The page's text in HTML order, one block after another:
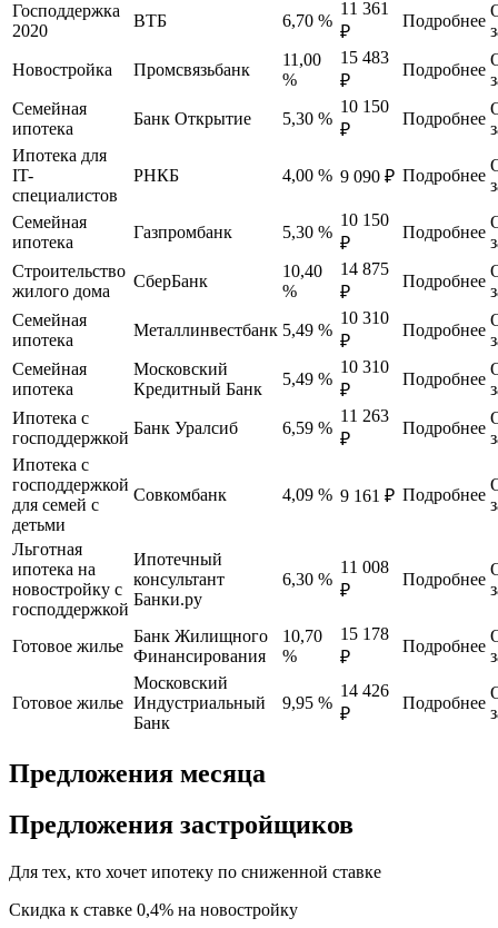
Господдержка
2020
ВТБ 6,70 %
11 361
₽
Подробнее
Новостройка Промсвязьбанк
11,00
%
15 483
₽
Подробнее
Семейная
ипотека
Банк Открытие 5,30 %
10 150
₽
Подробнее
Ипотека для
IT-
специалистов
РНКБ 4,00 % 9 090 ₽ Подробнее
Семейная
ипотека
Газпромбанк 5,30 %
10 150
₽
Подробнее
Строительство
жилого дома
СберБанк
10,40
%
14 875
₽
Подробнее
Семейная
ипотека
Металлинвестбанк 5,49 %
10 310
₽
Подробнее
Семейная
ипотека
Московский
Кредитный Банк
5,49 %
10 310
₽
Подробнее
Ипотека с
господдержкой
Банк Уралсиб 6,59 %
11 263
₽
Подробнее
Ипотека с
господдержкой
для семей с
детьми
Совкомбанк 4,09 % 9 161 ₽ Подробнее
Льготная
ипотека на
новостройку с
господдержкой
Ипотечный
консультант
Банки.ру
6,30 %
11 008
₽
Подробнее
Готовое жилье
Банк Жилищного
Финансирования
10,70
%
15 178
₽
Подробнее
Готовое жилье
Московский
Индустриальный
Банк
9,95 %
14 426
₽
Подробнее
Предложения месяца
Предложения застройщиков
Для тех, кто хочет ипотеку по сниженной ставке
Скидка к ставке 0,4% на новостройку